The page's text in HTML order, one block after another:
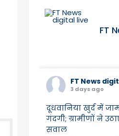
FT
FT News
3 days ago
दूधवानिया खुर्द में
गंदगी; ग्रामीणों ने
सवाल